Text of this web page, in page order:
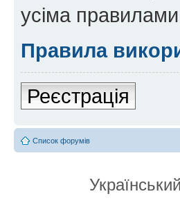
усіма
Правила
Реєстрація
Список форумів